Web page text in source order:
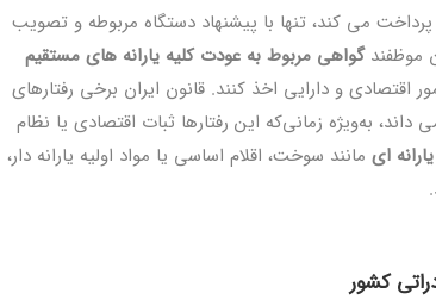
پرداخت می ‌کند، تنها با پیشنهاد دستگاه مربوطه و تصویب
موظفندگواهی مربوط به عودت کلیه یارانه‌ های مستقیم
اقتصادی و دارایی اخذ کنند. قانون ایران برخی رفتارهای
به‌ویژه زمانی‌که این رفتارها ثبات اقتصادی یا نظام
‌ای مانند سوخت، اقلام اساسی یا مواد اولیه یارانه ‌دار،
کشور